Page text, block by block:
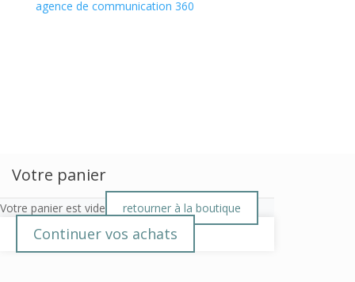
agence de communication 360
Votre panier
Votre panier est vide retourner à la boutique
Continuer vos achats